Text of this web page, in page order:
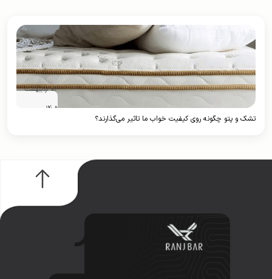
06 اردیبهشت
1405
تشک و پتو چگونه روی کیفیت خواب ما تاثیر می‌گذارند؟